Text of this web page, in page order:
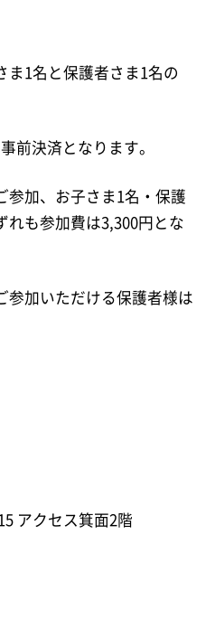
1名と保護者さま1名の
前決済となります。
加、お子さま1名・保護
れも参加費は3,300円とな
加いただける保護者様は
アクセス箕面2階